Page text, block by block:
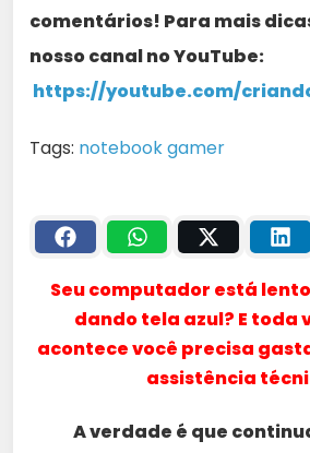
comentários! Para mais
nosso canal no YouTube:
https://youtube.com/
Tags: notebook gamer
Seu computador está
dando tela azul? E toda
acontece você precisa
assistência
A verdade é que